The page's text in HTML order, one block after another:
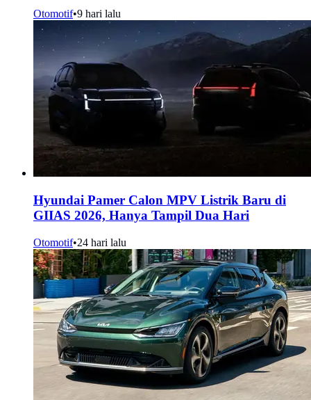
Otomotif•9 hari lalu
Hyundai Pamer Calon MPV Listrik Baru di
GIIAS 2026, Hanya Tampil Dua Hari
Otomotif•24 hari lalu